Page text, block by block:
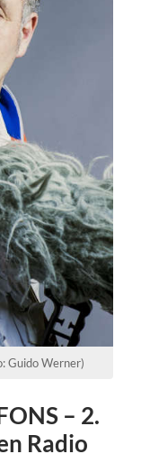
Guido Werner)
– 2.
Radio